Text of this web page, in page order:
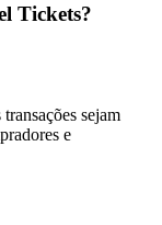
Tickets?
sejam
e